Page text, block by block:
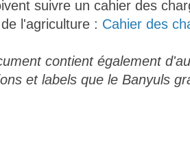
suivre un cahier des
l'agriculture : Cahier des
contient également
et labels que le Banyuls